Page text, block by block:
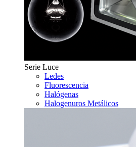
Serie Luce
Ledes
Fluorescencia
Halógenas
Halogenuros Metálicos